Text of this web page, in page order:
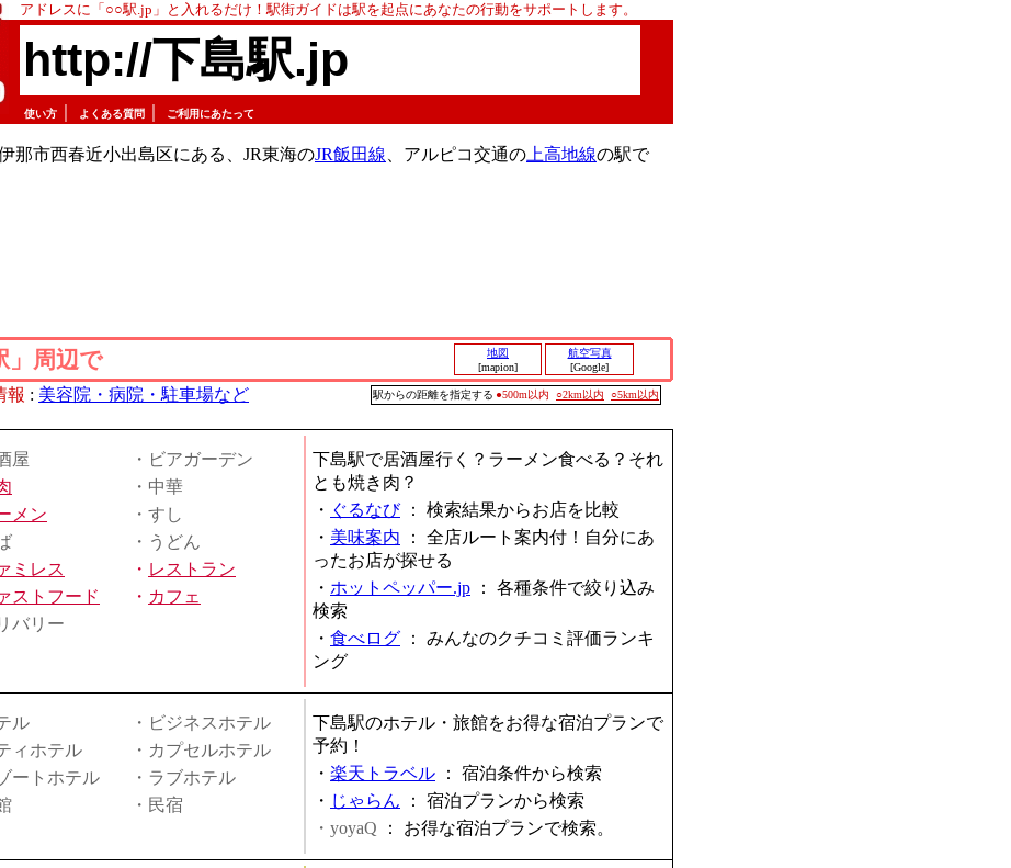
アドレスに「○○駅.jp」と入れるだけ！駅街ガイドは駅を起点にあなたの行動をサポートします。
http://下島駅.jp
使い方 よくある質問 ご利用にあたって
那市西春近小出島区にある、JR東海のJR飯田線 、アルピコ交通の 上高地線の駅で
」周辺で
地図
[mapion]
航空写真
[Google]
報 : 美容院・病院・駐車場など 駅からの距離を指定する ●500m以内 ○2km以内 ○5km以内
屋
・ビアガーデン
・中華
メン
・すし
・うどん
ミレス ・ レストラン
ストフード ・ カフェ
バリー
下島駅で居酒屋行く？ラーメン食べる？それ
とも焼き肉？
・ ぐるなび： 検索結果からお店を比較
・ 美味案内 ： 全店ルート案内付！自分にあ
ったお店が探せる
・ ホットペッパー.jp ： 各種条件で絞り込み
検索
・ 食べログ ： みんなのクチコミ評価ランキ
ング
ル
・ビジネスホテル
ィホテル
・カプセルホテル
ートホテル
・ラブホテル
・民宿
下島駅のホテル・旅館をお得な宿泊プランで
予約！
・ 楽天トラベル ： 宿泊条件から検索
・ じゃらん ： 宿泊プランから検索
・yoyaQ ： お得な宿泊プランで検索。